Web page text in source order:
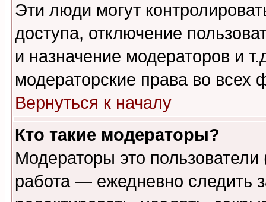
Эти люди могут
доступа, отключение
и назначение модераторов и
модераторские права во всех
Вернуться к началу
Кто такие модераторы?
Модераторы это
работа — ежедневно следить